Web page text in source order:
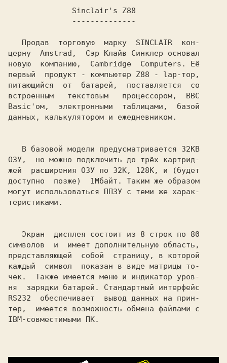
Sinclair's Z88
--------------
Продав торговую  марку SINCLAIR
кон-
церну
Amstrad,  Сэр Клайв Синклер основал
новую
компанию,
Cambridge  Computers. Её
первый
продукт - компьютер Z88 - lap-тор,
питающийся
от батарей, поставляется
со
встроенным
текстовым процессором,
ВВС
Basic'ом,
электронными  таблицами,  базой
данных, калькулятором и ежедневником.
В базовой модели предусматривается 32КВ
ОЗУ,
но можно подключить до трёх картрид-
жей  расширения ОЗУ по 32К, 128К, и (будет
доступно
позже)
1Мбайт. Таким же образом
могут использоваться ППЗУ с теми же харак-
теристиками.
Экран
дисплея состоит из 8 строк по 80
символов
и  имеет дополнительную область,
представляющей
собой
страницу, в которой
каждый
символ
показан в виде матрицы то-
чек.
Также имеется меню и индикатор уров-
ня
зарядки батарей. Стандартный интерфейс
RS232
обеспечивает  вывод данных на прин-
тер,
имеется возможность обмена файлами с
IBM-совместимыми ПК.